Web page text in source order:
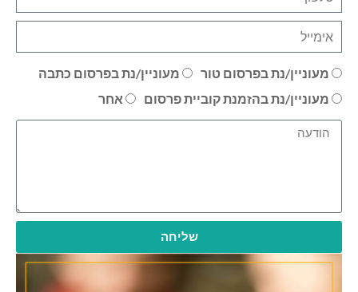
מעוניין/נת בפרסום טור
מעוניין/נת בפרסום כתבה
מעוניין/נת בהזמנת קוביית פרסום
אחר
שליחה